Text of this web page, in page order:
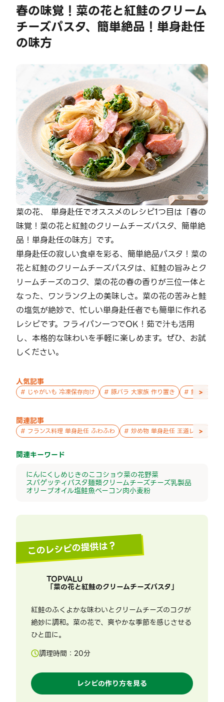
春の味覚！菜の花と紅鮭のクリーム
チーズパスタ、簡単絶品！単身赴任
の味方
菜の花、 単身赴任でオススメのレシピ1つ目は「春の
味覚！菜の花と紅鮭のクリームチーズパスタ、簡単絶
品！単身赴任の味方」です。
単身赴任の寂しい食卓を彩る、簡単絶品パスタ！菜の
花と紅鮭のクリームチーズパスタは、紅鮭の旨みとク
リームチーズのコク、菜の花の春の香りが三位一体と
なった、ワンランク上の美味しさ。菜の花の苦みと鮭
の塩気が絶妙で、忙しい単身赴任者でも簡単に作れる
レシピです。フライパン一つでOK！茹で汁も活用
し、本格的な味わいを手軽に楽しめます。ぜひ、お試
しください。
人気記事
# じゃがいも 冷凍保存向け # 豚バラ 大家族 作り置き # 鮭 親子 作
>
関連記事
# フランス料理 単身赴任 ふわふわ # 炒め物 単身赴任 王道レシピ
>
関連キーワード
にんにく しめじきのこコショウ菜の花野菜
スパゲッティパスタ麺類クリームチーズチーズ乳製品
オリーブオイル塩鮭魚ベーコン肉小麦粉
このレシピの提供は？
TOPVALU
「菜の花と紅鮭のクリームチーズパスタ」
紅鮭のふくよかな味わいとクリームチーズのコクが
絶妙に調和。菜の花で、爽やかな季節を感じさせる
ひと皿に。
調理時間： 20分
レシピの作り方を見る